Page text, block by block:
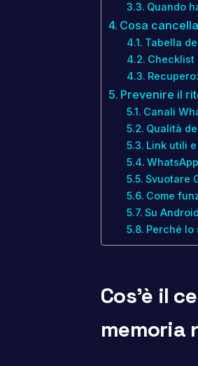
Quando
Cosa
Tabella
Checklist
Prevenire il
Canali
Qualità
Link utili
Svuotare
Come
Su
Perché lo
Cos’è il
memoria